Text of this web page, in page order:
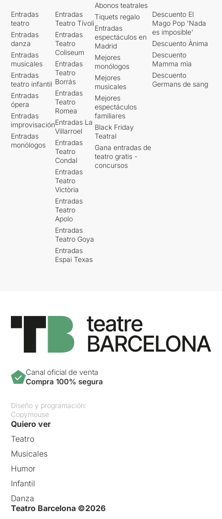
Entradas
teatro
Entradas
danza
Entradas
musicales
Entradas
teatro infantil
Entradas
ópera
Entradas
improvisación
Entradas
monólogos
Entradas
Teatro Tívoli
Entradas
Teatro
Coliseum
Entradas
Teatro
Borrás
Entradas
Teatro
Romea
Entradas La
Villarroel
Entradas
Teatro
Condal
Entradas
Teatro
Victòria
Entradas
Teatro
Apolo
Entradas
Teatro Goya
Entradas
Espai Texas
Abonos teatrales
Tiquets regalo
Entradas
espectáculos en
Madrid
Mejores
monólogos
Mejores
musicales
Mejores
espectáculos
familiares
Black Friday
Teatral
Gana entradas de
teatro gratis -
concursos
Descuento El
Mago Pop 'Nada
es imposible'
Descuento Ànima
Descuento
Mamma mia
Descuento
Germans de sang
Canal oficial de venta
Compra 100% segura
Diseño y programación:
Copymouse
Quiero ver
Teatro
Musicales
Humor
Infantil
Danza
Teatro Barcelona ©2026